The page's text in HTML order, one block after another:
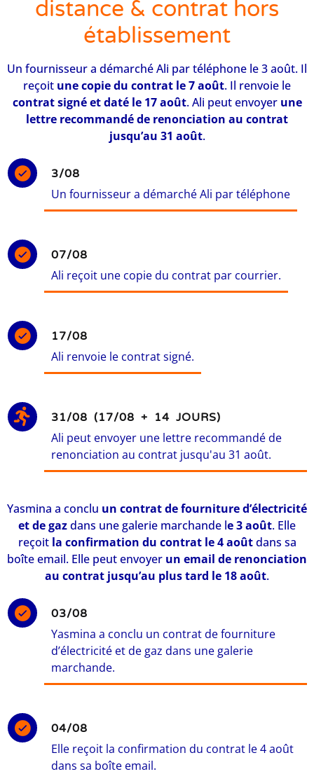
distance & contrat hors
établissement
Un fournisseur a démarché Ali par téléphone le 3 août. Il
reçoit une copie du contrat le 7 août. Il renvoie le
contrat signé et daté le 17 août. Ali peut envoyer une
lettre recommandé de renonciation au contrat
jusqu’au 31 août.
3/08
Un fournisseur a démarché Ali par téléphone
07/08
Ali reçoit une copie du contrat par courrier.
17/08
Ali renvoie le contrat signé.
31/08 (17/08 + 14 JOURS)
Ali peut envoyer une lettre recommandé de
renonciation au contrat jusqu'au 31 août.
Yasmina a conclu un contrat de fourniture d’électricité
et de gazdans une galerie marchande le 3 août. Elle
reçoit la confirmation du contrat le 4 aoûtdans sa
boîte email. Elle peut envoyer un email de renonciation
au contrat jusqu’au plus tard le 18 août.
03/08
Yasmina a conclu un contrat de fourniture
d’électricité et de gaz dans une galerie
marchande.
04/08
Elle reçoit la confirmation du contrat le 4 août
dans sa boîte email.